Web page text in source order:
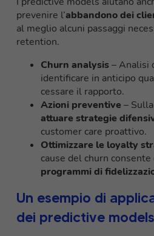
prevenire l’abbandono dei
al meglio alcuni passaggi
retention.
Churn analysis– Analisi
identificare in anticipo
cessare il rapporto.
Azioni preventive –
attuare strategie
customer care proattivo.
Ottimizzare le loyalty
cause del churn consente
programmi di
Un esempio di
dei predictive models